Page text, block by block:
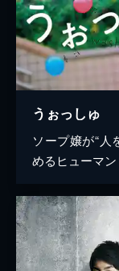
うぉっしゅ
ソープ嬢が“人
めるヒューマ